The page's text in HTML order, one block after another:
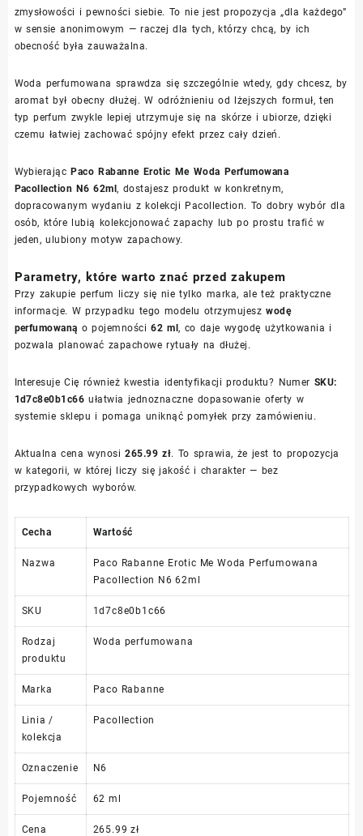
zmysłowości i pewności siebie. To nie jest propozycja „dla każdego”
w sensie anonimowym — raczej dla tych, którzy chcą, by ich
obecność była zauważalna.
Woda perfumowana sprawdza się szczególnie wtedy, gdy chcesz, by
aromat był obecny dłużej. W odróżnieniu od lżejszych formuł, ten
typ perfum zwykle lepiej utrzymuje się na skórze i ubiorze, dzięki
czemu łatwiej zachować spójny efekt przez cały dzień.
WybierającPaco Rabanne Erotic Me Woda Perfumowana
Pacollection N6 62ml, dostajesz produkt w konkretnym,
dopracowanym wydaniu z kolekcji Pacollection. To dobry wybór dla
osób, które lubią kolekcjonować zapachy lub po prostu trafić w
jeden, ulubiony motyw zapachowy.
Parametry, które warto znać przed zakupem
Przy zakupie perfum liczy się nie tylko marka, ale też praktyczne
informacje. W przypadku tego modelu otrzymujeszwodę
perfumowaną o pojemności62 ml, co daje wygodę użytkowania i
pozwala planować zapachowe rytuały na dłużej.
Interesuje Cię również kwestia identyfikacji produktu? Numer SKU:
1d7c8e0b1c66 ułatwia jednoznaczne dopasowanie oferty w
systemie sklepu i pomaga uniknąć pomyłek przy zamówieniu.
Aktualna cena wynosi265.99 zł. To sprawia, że jest to propozycja
w kategorii, w której liczy się jakość i charakter — bez
przypadkowych wyborów.
Cecha Wartość
Nazwa
Paco Rabanne Erotic Me Woda Perfumowana
Pacollection N6 62ml
SKU 1d7c8e0b1c66
Rodzaj
produktu
Woda perfumowana
Marka Paco Rabanne
Linia /
kolekcja
Pacollection
Oznaczenie N6
Pojemność 62 ml
Cena 265.99 zł